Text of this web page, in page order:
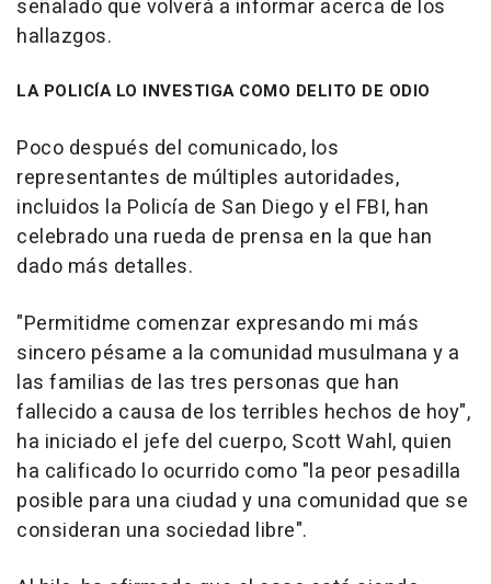
señalado que volverá a informar acerca de los
hallazgos.
LA POLICÍA LO INVESTIGA COMO DELITO DE ODIO
Poco después del comunicado, los
representantes de múltiples autoridades,
incluidos la Policía de San Diego y el FBI, han
celebrado una rueda de prensa en la que han
dado más detalles.
"Permitidme comenzar expresando mi más
sincero pésame a la comunidad musulmana y a
las familias de las tres personas que han
fallecido a causa de los terribles hechos de hoy",
ha iniciado el jefe del cuerpo, Scott Wahl, quien
ha calificado lo ocurrido como "la peor pesadilla
posible para una ciudad y una comunidad que se
consideran una sociedad libre".